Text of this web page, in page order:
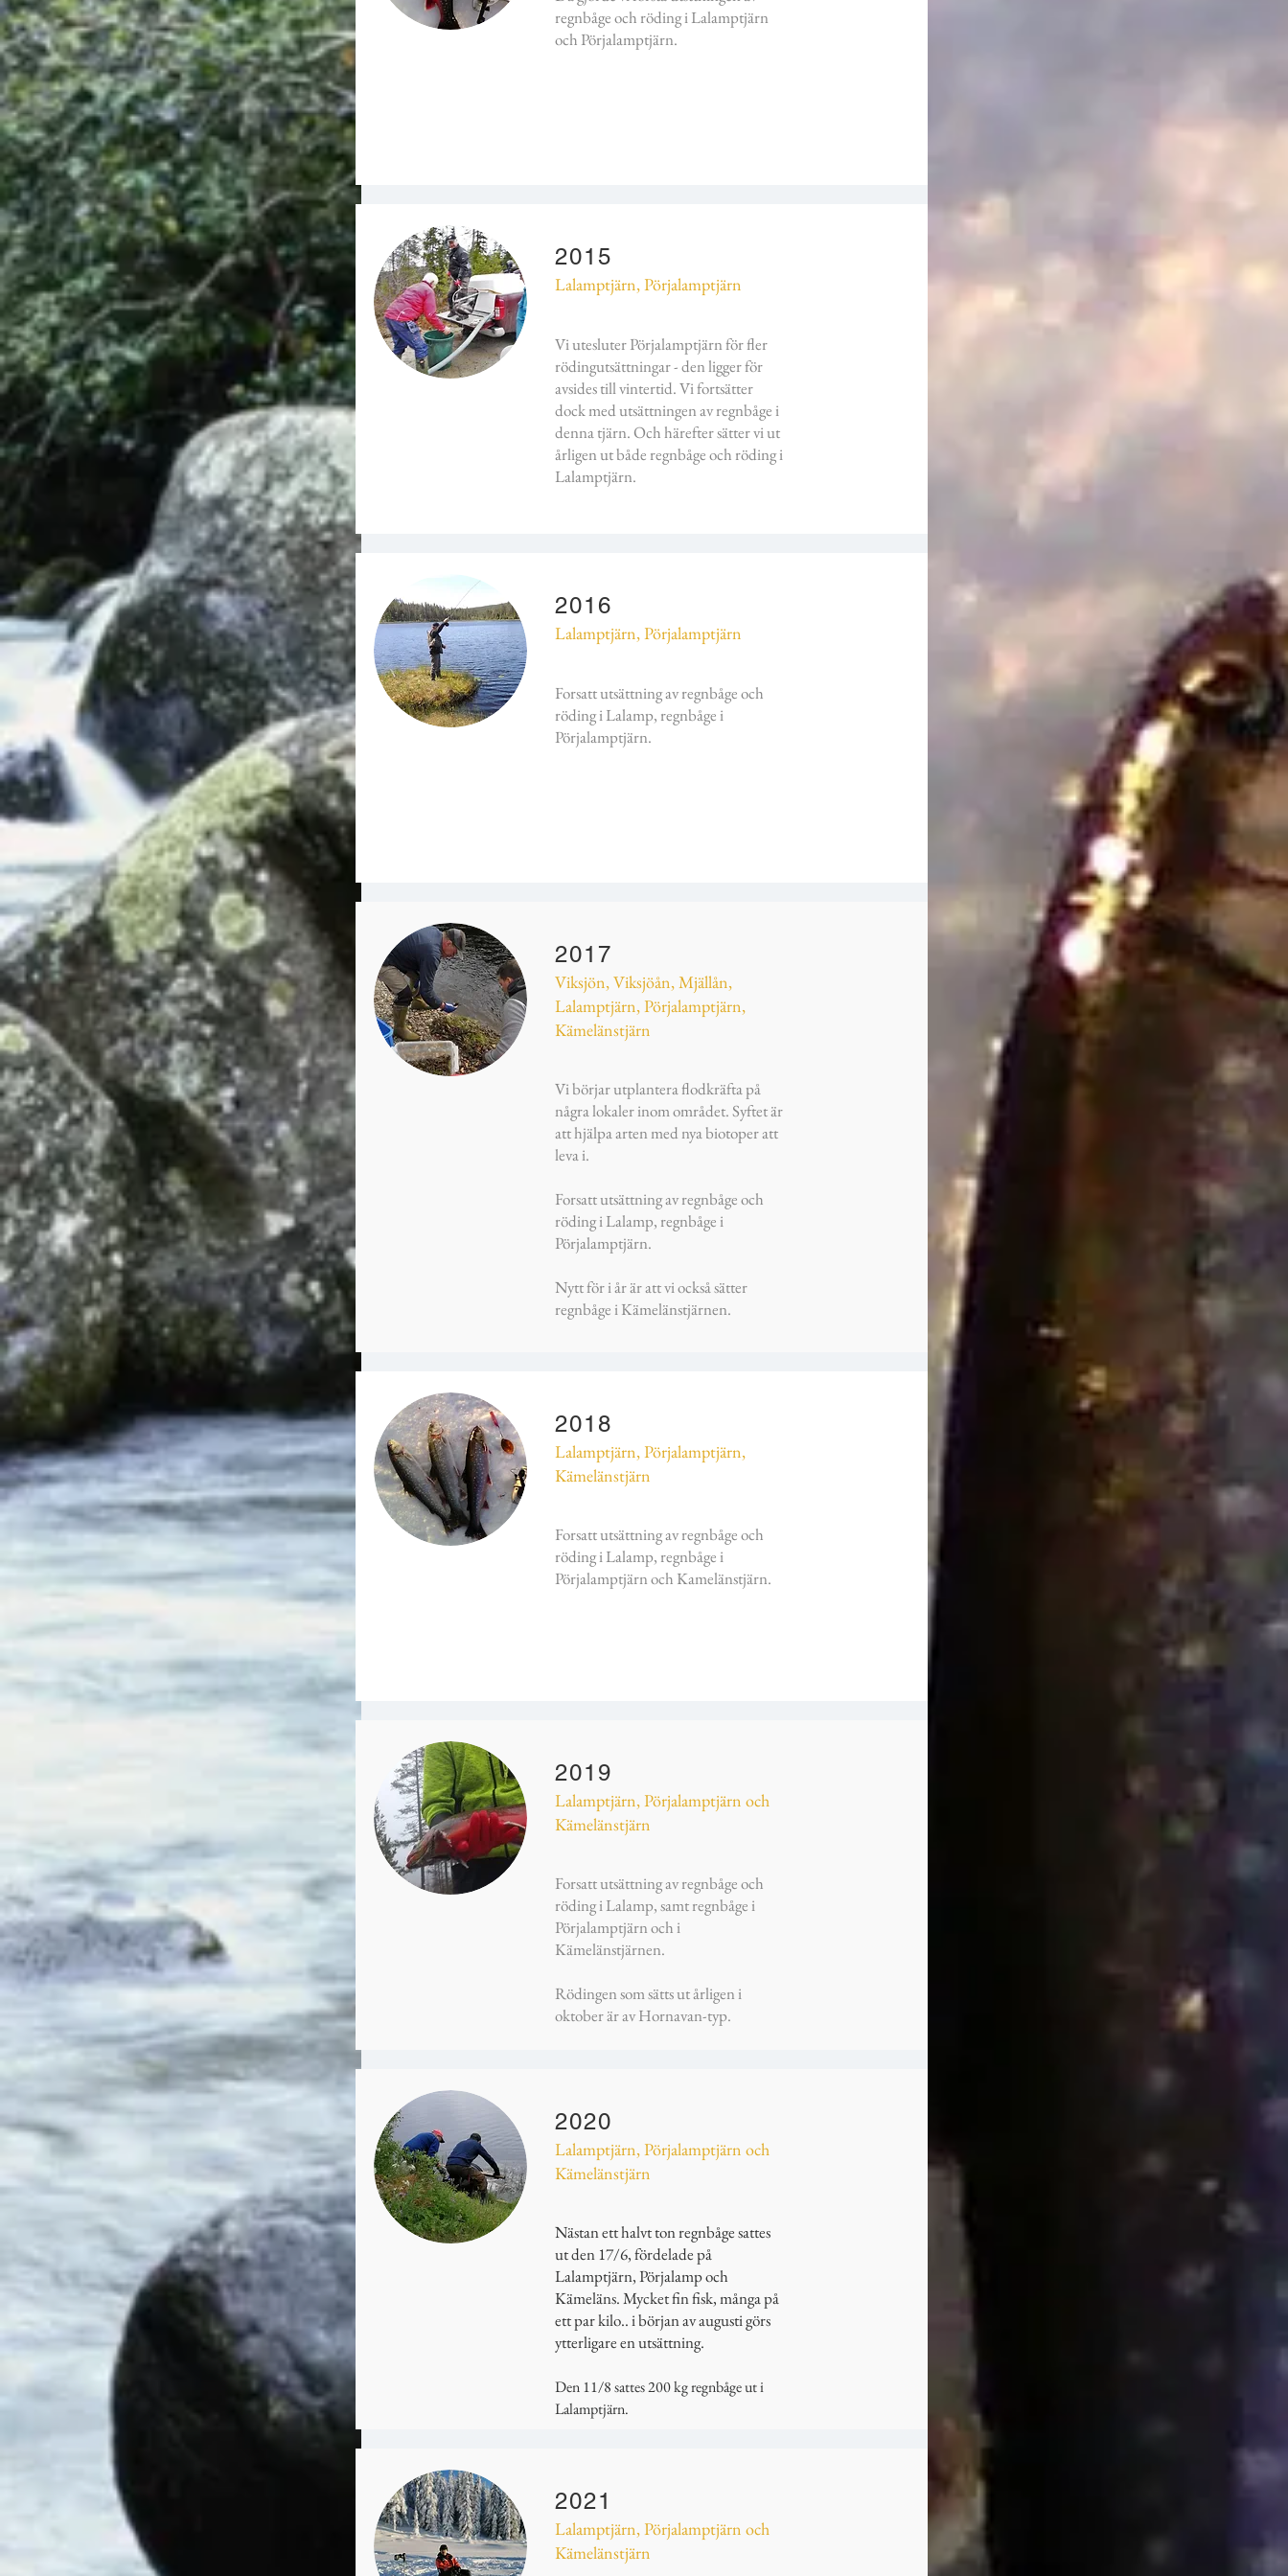
regnbåge och röding i Lalamptjärn
och Pörjalamptjärn.
Lalamptjärn, Pörjalamptjärn
2015
Vi utesluter Pörjalamptjärn för fler
rödingutsättningar - den ligger för
avsides till vintertid. Vi fortsätter
dock med utsättningen av regnbåge i
denna tjärn. Och härefter sätter vi ut
årligen ut både regnbåge och röding i
Lalamptjärn.
Lalamptjärn, Pörjalamptjärn
2016
Forsatt utsättning av regnbåge och
röding i Lalamp, regnbåge i
Pörjalamptjärn.
Viksjön, Viksjöån, Mjällån,
Lalamptjärn, Pörjalamptjärn,
Kämelänstjärn
2017
Vi börjar utplantera flodkräfta på
några lokaler inom området. Syftet är
att hjälpa arten med nya biotoper att
leva i.
Forsatt utsättning av regnbåge och
röding i Lalamp, regnbåge i
Pörjalamptjärn.
Nytt för i år är att vi också sätter
regnbåge i Kämelänstjärnen.
Lalamptjärn, Pörjalamptjärn,
Kämelänstjärn
2018
Forsatt utsättning av regnbåge och
röding i Lalamp, regnbåge i
Pörjalamptjärn och Kamelänstjärn.
Lalamptjärn, Pörjalamptjärn och
Kämelänstjärn
2019
Forsatt utsättning av regnbåge och
röding i Lalamp, samt regnbåge i
Pörjalamptjärn och i
Kämelänstjärnen.
Rödingen som sätts ut årligen i
oktober är av Hornavan-typ.
Lalamptjärn, Pörjalamptjärn och
Kämelänstjärn
2020
Nästan ett halvt ton regnbåge sattes
ut den 17/6, fördelade på
Lalamptjärn, Pörjalamp och
Kämeläns. Mycket fin fisk, många på
ett par kilo.. i början av augusti görs
ytterligare en utsättning.
Den 11/8 sattes 200 kg regnbåge ut i
Lalamptjärn.
Lalamptjärn, Pörjalamptjärn och
Kämelänstjärn
2021